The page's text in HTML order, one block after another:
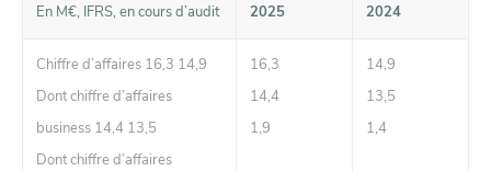
En M€, IFRS, en cours d’audit 2025 2024
Chiffre d’affaires 16,3 14,9
Dont chiffre d’affaires
business 14,4 13,5
Dont chiffre d’affaires
16,3
14,4
1,9
14,9
13,5
1,4